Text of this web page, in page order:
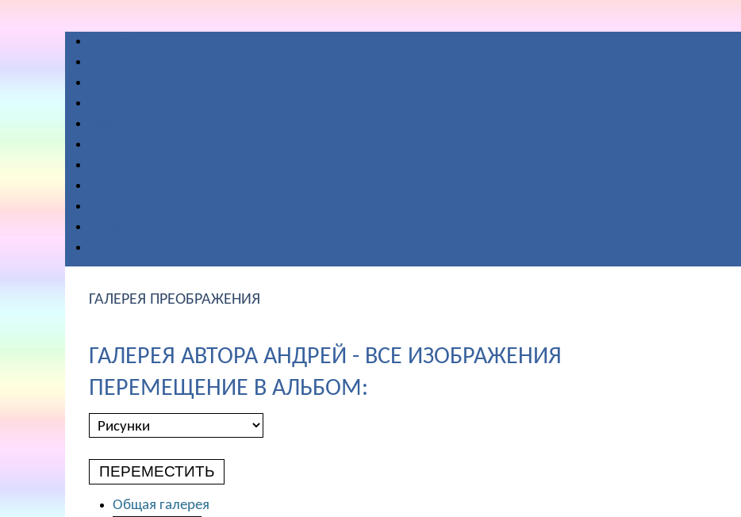
ГАЛЕРЕЯ ПРЕОБРАЖЕНИЯ
ГАЛЕРЕЯ АВТОРА АНДРЕЙ - ВСЕ ИЗОБРАЖЕНИЯ
ПЕРЕМЕЩЕНИЕ В АЛЬБОМ:
ПЕРЕМЕСТИТЬ
Общая галерея